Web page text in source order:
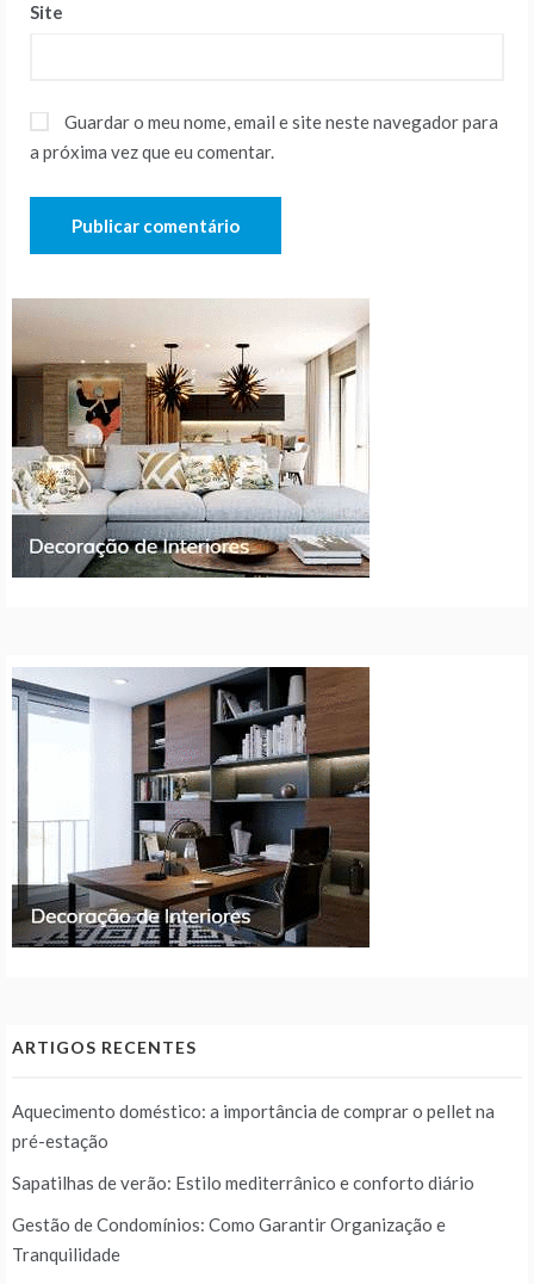
Site
Guardar o meu nome, email e site neste navegador para
a próxima vez que eu comentar.
ARTIGOS RECENTES
Aquecimento doméstico: a importância de comprar o pellet na
pré-estação
Sapatilhas de verão: Estilo mediterrânico e conforto diário
Gestão de Condomínios: Como Garantir Organização e
Tranquilidade